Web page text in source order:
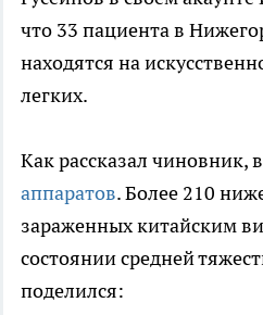
что 33 пациента в
находятся на
легких.
Как рассказал чиновник,
аппаратов. Более 210
зараженных китайским
состоянии средней
поделился: